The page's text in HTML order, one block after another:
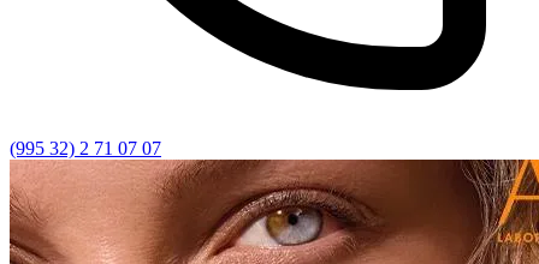
(995 32) 2 71 07 07